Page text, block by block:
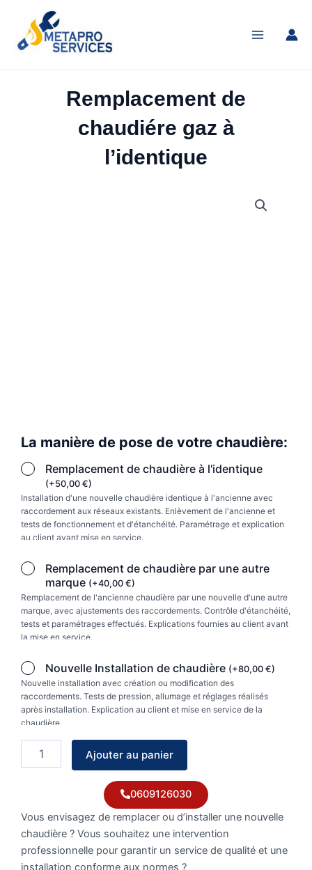
contenu
Menu
Remplacement de
chaudiére gaz à
l’identique
La manière de pose de votre chaudière:
Remplacement de chaudière à l'identique
(+50,00 €)
Installation d'une nouvelle chaudière identique à l'ancienne avec
raccordement aux réseaux existants. Enlèvement de l'ancienne et
tests de fonctionnement et d'étanchéité. Paramétrage et explication
au client avant mise en service.
Remplacement de chaudière par une autre
marque (+40,00 €)
Remplacement de l'ancienne chaudière par une nouvelle d'une autre
marque, avec ajustements des raccordements. Contrôle d'étanchéité,
tests et paramétrages effectués. Explications fournies au client avant
la mise en service.
Nouvelle Installation de chaudière (+80,00 €)
Nouvelle installation avec création ou modification des
raccordements. Tests de pression, allumage et réglages réalisés
après installation. Explication au client et mise en service de la
chaudière.
de
de
chaudiére
gaz
à
l'identique
Ajouter au panier
0609126030
Vous envisagez de remplacer ou d’installer une nouvelle
chaudière ? Vous souhaitez une intervention
professionnelle pour garantir un service de qualité et une
installation conforme aux normes ?